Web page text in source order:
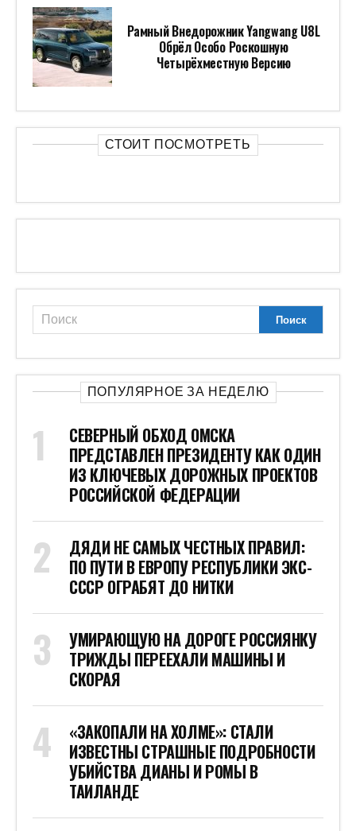
Рамный Внедорожник Yangwang U8L
Обрёл Особо Роскошную
Четырёхместную Версию
СТОИТ ПОСМОТРЕТЬ
ПОПУЛЯРНОЕ ЗА НЕДЕЛЮ
СЕВЕРНЫЙ ОБХОД ОМСКА
ПРЕДСТАВЛЕН ПРЕЗИДЕНТУ КАК ОДИН
ИЗ КЛЮЧЕВЫХ ДОРОЖНЫХ ПРОЕКТОВ
РОССИЙСКОЙ ФЕДЕРАЦИИ
ДЯДИ НЕ САМЫХ ЧЕСТНЫХ ПРАВИЛ:
ПО ПУТИ В ЕВРОПУ РЕСПУБЛИКИ ЭКС-
СССР ОГРАБЯТ ДО НИТКИ
УМИРАЮЩУЮ НА ДОРОГЕ РОССИЯНКУ
ТРИЖДЫ ПЕРЕЕХАЛИ МАШИНЫ И
СКОРАЯ
«ЗАКОПАЛИ НА ХОЛМЕ»: СТАЛИ
ИЗВЕСТНЫ СТРАШНЫЕ ПОДРОБНОСТИ
УБИЙСТВА ДИАНЫ И РОМЫ В
ТАИЛАНДЕ